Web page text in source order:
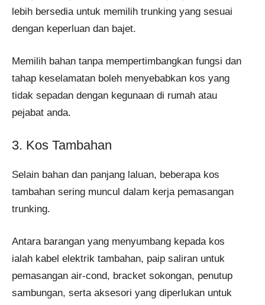
lebih bersedia untuk memilih trunking yang sesuai
dengan keperluan dan bajet.
Memilih bahan tanpa mempertimbangkan fungsi dan
tahap keselamatan boleh menyebabkan kos yang
tidak sepadan dengan kegunaan di rumah atau
pejabat anda.
3. Kos Tambahan
Selain bahan dan panjang laluan, beberapa kos
tambahan sering muncul dalam kerja pemasangan
trunking.
Antara barangan yang menyumbang kepada kos
ialah kabel elektrik tambahan, paip saliran untuk
pemasangan air-cond, bracket sokongan, penutup
sambungan, serta aksesori yang diperlukan untuk